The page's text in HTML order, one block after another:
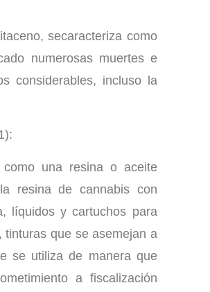
secaracteriza como
numerosas muertes e
considerables, incluso la
una resina o aceite
resina de cannabis con
líquidos y cartuchos para
tinturas que se asemejan a
se utiliza de manera que
a fiscalización